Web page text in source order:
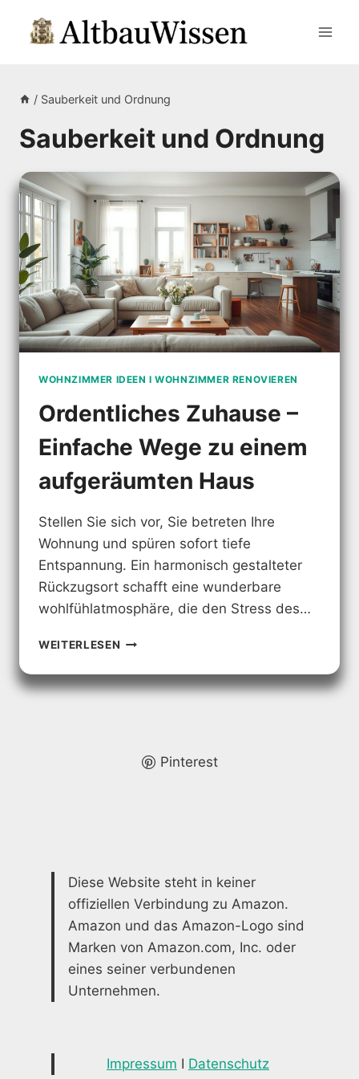
Inhalt
/ Sauberkeit und Ordnung
Sauberkeit und Ordnung
WOHNZIMMER IDEEN I WOHNZIMMER RENOVIEREN
Ordentliches Zuhause –
Einfache Wege zu einem
aufgeräumten Haus
Stellen Sie sich vor, Sie betreten Ihre
Wohnung und spüren sofort tiefe
Entspannung. Ein harmonisch gestalteter
Rückzugsort schafft eine wunderbare
wohlfühlatmosphäre, die den Stress des…
WEITERLESEN ORDENTLICHES
–
EINFACHE
AUFGERÄUMTEN
Pinterest
Diese Website steht in keiner
offiziellen Verbindung zu Amazon.
Amazon und das Amazon-Logo sind
Marken von Amazon.com, Inc. oder
eines seiner verbundenen
Unternehmen.
Impressum I Datenschutz